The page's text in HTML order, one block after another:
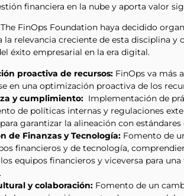
financiera en la nube y aporta valor
FinOps Foundation haya decidido
la relevancia creciente de esta disciplina y
éxito empresarial en la era digital.
proactiva de recursos: FinOps va más
en una optimización proactiva de los
y cumplimiento: Implementación de
de políticas internas y regulaciones
garantizar la alineación con
de Finanzas y Tecnología: Fomento de
financieros y de tecnología,
equipos financieros y viceversa para
y colaboración: Fomento de un